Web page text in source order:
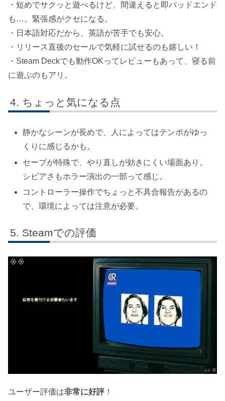
・短めでサクッと遊べるけど、間違えると即バッドエンド
も…。緊張感がクセになる。
・日本語対応だから、英語が苦手でも安心。
・リリース直後のセールで気軽に試せるのも嬉しい！
・Steam Deckでも動作OKってレビューもあって、寝る前
に遊ぶのもアリ。
ちょっと気になる点
静かなシーンが長めで、人によってはテンポがゆっ
くりに感じるかも。
セーブが特殊で、やり直しが効きにくい場面あり。
シビアさもホラー演出の一部って感じ。
コントローラー操作でちょっと不具合報告があるの
で、環境によっては注意が必要。
Steamでの評価
ユーザー評価は非常に好評 ！